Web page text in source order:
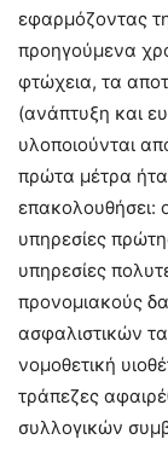
εφαρμόζοντας
προηγούμενα
φτώχεια, τα
(ανάπτυξη και
υλοποιούνται
πρώτα μέτρα
επακολουθήσει:
υπηρεσίες
υπηρεσίες
προνομιακούς
ασφαλιστικών
νομοθετική
τράπεζες
συλλογικών